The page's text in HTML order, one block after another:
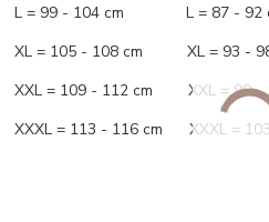
L = 99 - 104 cm L = 87 - 92
XL = 105 - 108 cm XL = 93 -
XXL = 109 - 112 cm XXL = 99 -
XXXL = 113 - 116 cm XXXL =